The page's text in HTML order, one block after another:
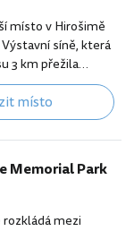
místo v Hirošimě
síně, která
3 km přežila
dne 6. srpna
Memorial,
jsou
Bomb Dome,
"Genbaku"
"atomová
Dome. [btn
místo
Memorial Park
mezi